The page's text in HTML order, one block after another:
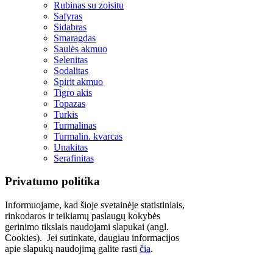
Rubinas su zoisitu
Safyras
Sidabras
Smaragdas
Saulės akmuo
Selenitas
Sodalitas
Spirit akmuo
Tigro akis
Topazas
Turkis
Turmalinas
Turmalin. kvarcas
Unakitas
Serafinitas
Privatumo politika
Informuojame, kad šioje svetainėje statistiniais,
rinkodaros ir teikiamų paslaugų kokybės
gerinimo tikslais naudojami slapukai (angl.
Cookies). Jei sutinkate, daugiau informacijos
apie slapukų naudojimą galite rasti čia.